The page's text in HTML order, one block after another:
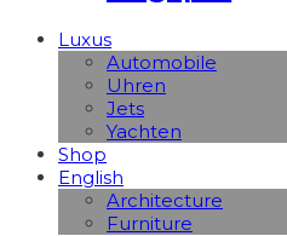
Luxus
Automobile
Uhren
Jets
Yachten
Shop
English
Architecture
Furniture